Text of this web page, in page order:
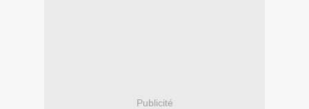
Publicité